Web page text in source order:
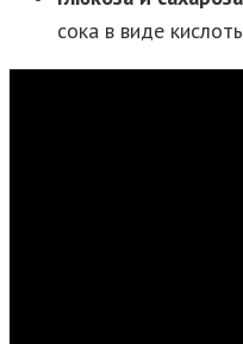
сока в виде